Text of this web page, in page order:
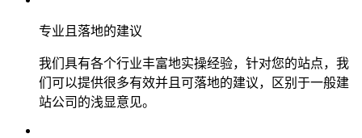
专业且落地的建议
我们具有各个行业丰富地实操经验，针对您的站点，我
们可以提供很多有效并且可落地的建议，区别于一般建
站公司的浅显意见。